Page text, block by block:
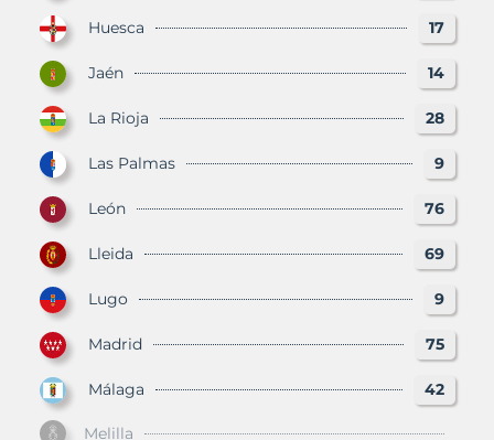
Huesca 17
Jaén 14
La Rioja 28
Las Palmas 9
León 76
Lleida 69
Lugo 9
Madrid 75
Málaga 42
Melilla